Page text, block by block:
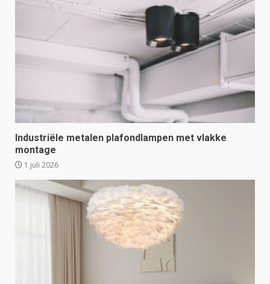
Industriële metalen plafondlampen met vlakke
montage
1 juli 2026